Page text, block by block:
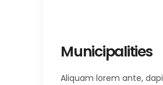
Municipalities
Aliquam lorem ante,